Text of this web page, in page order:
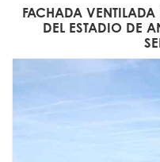
FACHADA
DEL ESTADIO DE